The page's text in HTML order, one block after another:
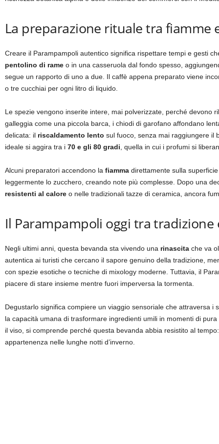
La preparazione rituale tra fiamme
Creare il Parampampoli autentico significa rispettare tempi e gesti
pentolino di rame o in una casseruola dal fondo spesso,
segue un rapporto di uno a due. Il caffè appena preparato viene
o tre cucchiai per ogni litro di liquido.
Le spezie vengono inserite intere, mai polverizzate, perché devono
galleggia come una piccola barca, i chiodi di garofano affondano
delicata: il riscaldamento lento sul fuoco, senza mai raggiungere il
ideale si aggira tra i 70 e gli 80 gradi, quella in cui i profumi si
Alcuni preparatori accendono la fiamma direttamente sulla
leggermente lo zucchero, creando note più complesse. Dopo una
resistenti al calore o nelle tradizionali tazze di ceramica, ancora
Il Parampampoli oggi tra tradizione
Negli ultimi anni, questa bevanda sta vivendo una rinascita che va
autentica ai turisti che cercano il sapore genuino della tradizione,
con spezie esotiche o tecniche di mixology moderne. Tuttavia, il
piacere di stare insieme mentre fuori imperversa la tormenta.
Degustarlo significa compiere un viaggio sensoriale che attraversa
la capacità umana di trasformare ingredienti umili in momenti di
il viso, si comprende perché questa bevanda abbia resistito al
appartenenza nelle lunghe notti d’inverno.